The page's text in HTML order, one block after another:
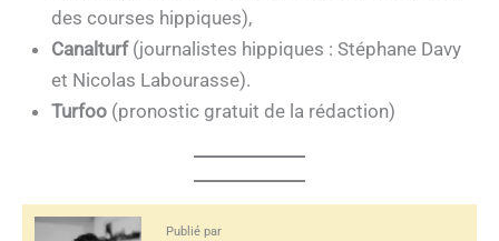
des courses hippiques),
Canalturf(journalistes hippiques : Stéphane Davy
et Nicolas Labourasse).
Turfoo(pronostic gratuit de la rédaction)
Publié par